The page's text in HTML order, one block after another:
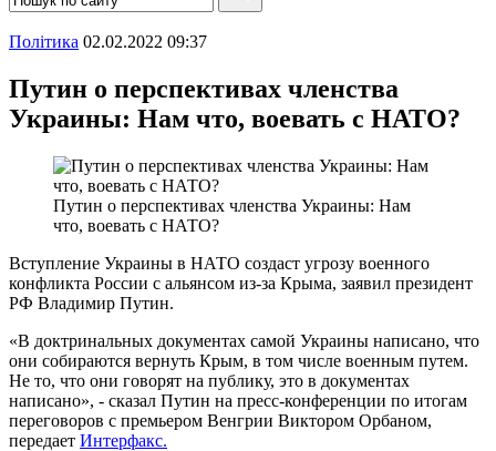
Полiтика 02.02.2022 09:37
Путин о перспективах членства
Украины: Нам что, воевать с НАТО?
Путин о перспективах членства Украины: Нам
что, воевать с НАТО?
Вступление Украины в НАТО создаст угрозу военного
конфликта России с альянсом из-за Крыма, заявил президент
РФ Владимир Путин.
«В доктринальных документах самой Украины написано, что
они собираются вернуть Крым, в том числе военным путем.
Не то, что они говорят на публику, это в документах
написано», - сказал Путин на пресс-конференции по итогам
переговоров с премьером Венгрии Виктором Орбаном,
передает Интерфакс.